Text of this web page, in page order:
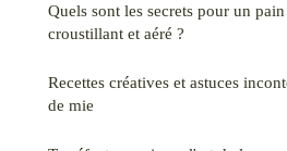
Quels sont les secrets pour un
croustillant et aéré ?
Recettes créatives et astuces
de mie